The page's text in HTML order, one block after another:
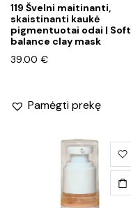
119 Švelni maitinanti,
skaistinanti kaukė
pigmentuotai odai | Soft
balance clay mask
39.00 €
Pamėgti prekę